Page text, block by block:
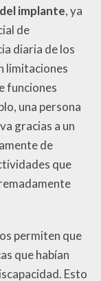
implante, ya
de
diaria de los
limitaciones
funciones
una persona
gracias a un
de
que
permiten que
que habían
Esto